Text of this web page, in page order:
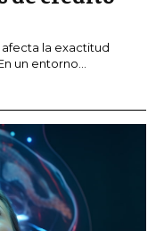
la exactitud
un entorno...